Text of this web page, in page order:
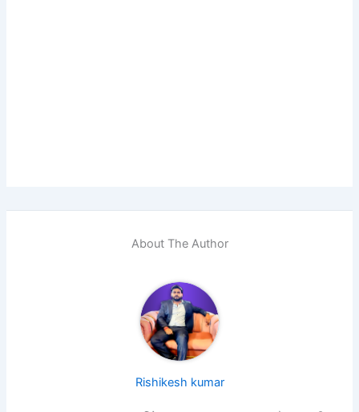
About The Author
Rishikesh kumar